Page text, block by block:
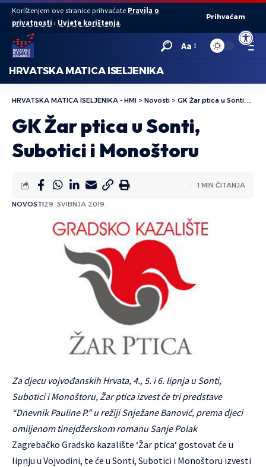
Open
Korištenjem ove stranice prihvaćate Pravila o
privatnosti i Uvjete korištenja.
Prihvaćam
Aa
HRVATSKA MATICA ISELJENIKA
HRVATSKA MATICA ISELJENIKA - HMI > Novosti > GK Žar ptica u Sonti, Subotici i Monoštoru
GK Žar ptica u Sonti,
Subotici i Monoštoru
NOVOSTI29. SVIBNJA 2019.
1 MIN ČITANJA
Za djecu vojvođanskih Hrvata, 4., 5. i 6. lipnja u Sonti,
Subotici i Monoštoru, Žar ptica izvest će tri predstave
“Dnevnik Pauline P.” u režiji Snježane Banović, prema djeci
omiljenom tinejdžerskom romanu Sanje Polak
Zagrebačko Gradsko kazalište ‘Žar ptica‘ gostovat će u
lipnju u Vojvodini, te će u Sonti, Subotici i Monoštoru izvesti